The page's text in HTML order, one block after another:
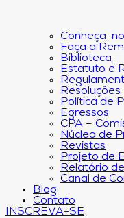
Conheça-
Faça a
Biblioteca
Estatuto e
Política de
Egressos
CPA –
Núcleo de
Revistas
Projeto de
Relatório
Canal de
Blog
Contato
INSCREVA-SE